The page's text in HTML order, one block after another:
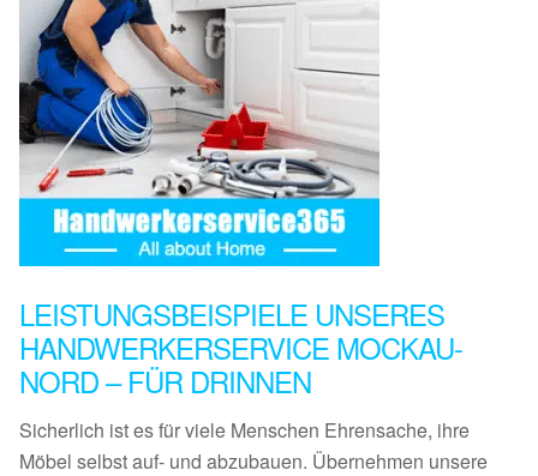
LEISTUNGSBEISPIELE UNSERES
HANDWERKERSERVICE MOCKAU-
NORD – FÜR DRINNEN
Sicherlich ist es für viele Menschen Ehrensache, ihre
Möbel selbst auf- und abzubauen. Übernehmen unsere